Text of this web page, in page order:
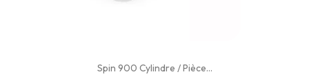
Spin 900 Cylindre / Pièce...